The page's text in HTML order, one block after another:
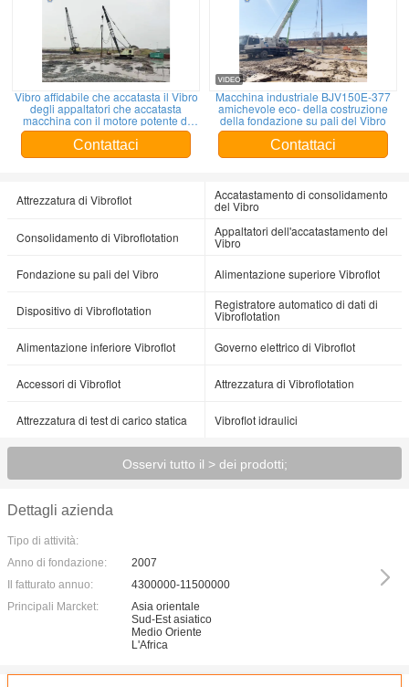
Vibro affidabile che accatasta il Vibro
degli appaltatori che accatasta
macchina con il motore potente di
Vibroflot
Contattaci
Macchina industriale BJV150E-377
amichevole eco- della costruzione
della fondazione su pali del Vibro
Contattaci
Attrezzatura di Vibroflot Accatastamento di consolidamento
del Vibro
Consolidamento di Vibroflotation
Appaltatori dell'accatastamento del
Vibro
Fondazione su pali del Vibro
Alimentazione superiore Vibroflot
Dispositivo di Vibroflotation Registratore automatico di dati di
Vibroflotation
Alimentazione inferiore Vibroflot
Governo elettrico di Vibroflot
Accessori di Vibroflot Attrezzatura di Vibroflotation
Attrezzatura di test di carico statica Vibroflot idraulici
Osservi tutto il > dei prodotti;
Dettagli azienda
Tipo di attività:
Anno di fondazione:
2007
Il fatturato annuo:
4300000-11500000
Principali Marcket:
Asia orientale
Sud-Est asiatico
Medio Oriente
L'Africa